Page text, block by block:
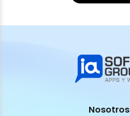
Nosotros